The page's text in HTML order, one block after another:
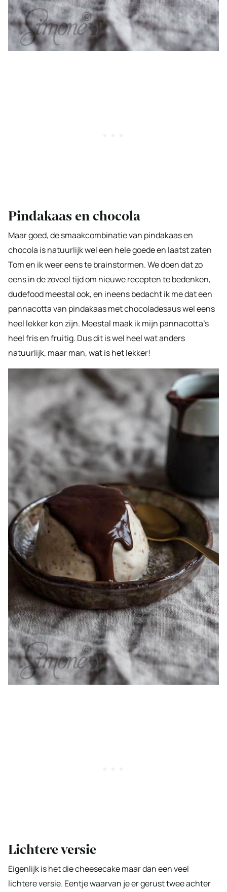
Pindakaas en chocola
Maar goed, de smaakcombinatie van pindakaas en
chocola is natuurlijk wel een hele goede en laatst zaten
Tom en ik weer eens te brainstormen. We doen dat zo
eens in de zoveel tijd om nieuwe recepten te bedenken,
dudefood meestal ook, en ineens bedacht ik me dat een
pannacotta van pindakaas met chocoladesaus wel eens
heel lekker kon zijn. Meestal maak ik mijn pannacotta’s
heel fris en fruitig. Dus dit is wel heel wat anders
natuurlijk, maar man, wat is het lekker!
Lichtere versie
Eigenlijk is het die cheesecake maar dan een veel
lichtere versie. Eentje waarvan je er gerust twee achter